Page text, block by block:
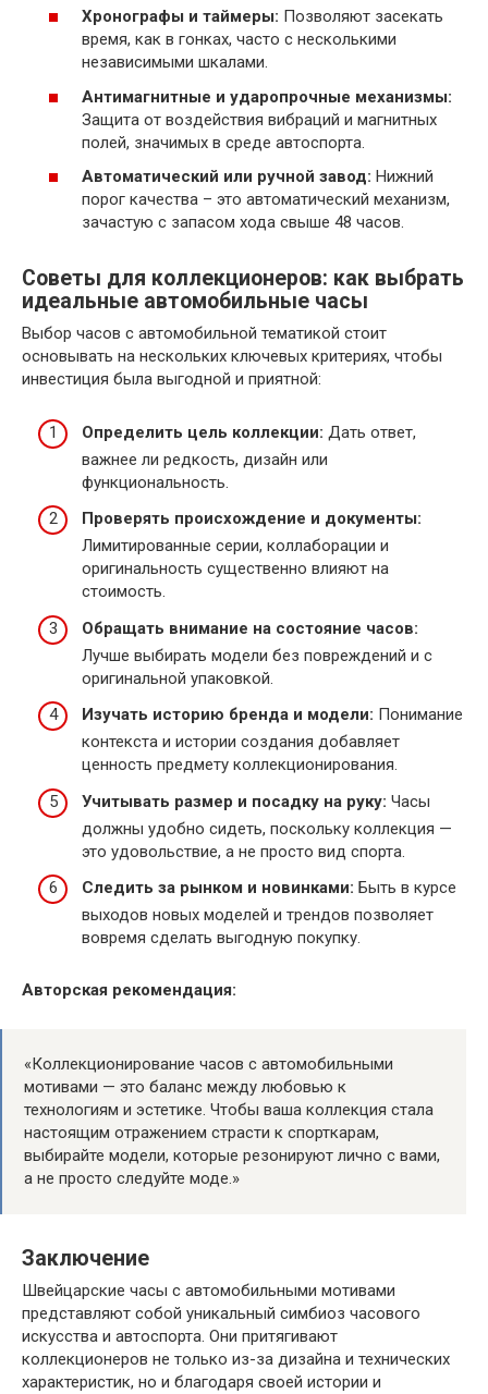
Хронографы и таймеры: Позволяют засекать
время, как в гонках, часто с несколькими
независимыми шкалами.
Антимагнитные и ударопрочные механизмы:
Защита от воздействия вибраций и магнитных
полей, значимых в среде автоспорта.
Автоматический или ручной завод: Нижний
порог качества – это автоматический механизм,
зачастую с запасом хода свыше 48 часов.
Советы для коллекционеров: как выбрать
идеальные автомобильные часы
Выбор часов с автомобильной тематикой стоит
основывать на нескольких ключевых критериях, чтобы
инвестиция была выгодной и приятной:
Определить цель коллекции: Дать ответ,
важнее ли редкость, дизайн или
функциональность.
Проверять происхождение и документы:
Лимитированные серии, коллаборации и
оригинальность существенно влияют на
стоимость.
Обращать внимание на состояние часов:
Лучше выбирать модели без повреждений и с
оригинальной упаковкой.
Изучать историю бренда и модели: Понимание
контекста и истории создания добавляет
ценность предмету коллекционирования.
Учитывать размер и посадку на руку: Часы
должны удобно сидеть, поскольку коллекция —
это удовольствие, а не просто вид спорта.
Следить за рынком и новинками: Быть в курсе
выходов новых моделей и трендов позволяет
вовремя сделать выгодную покупку.
Авторская рекомендация:
«Коллекционирование часов с автомобильными
мотивами — это баланс между любовью к
технологиям и эстетике. Чтобы ваша коллекция стала
настоящим отражением страсти к спорткарам,
выбирайте модели, которые резонируют лично с вами,
а не просто следуйте моде.»
Заключение
Швейцарские часы с автомобильными мотивами
представляют собой уникальный симбиоз часового
искусства и автоспорта. Они притягивают
коллекционеров не только из-за дизайна и технических
характеристик, но и благодаря своей истории и